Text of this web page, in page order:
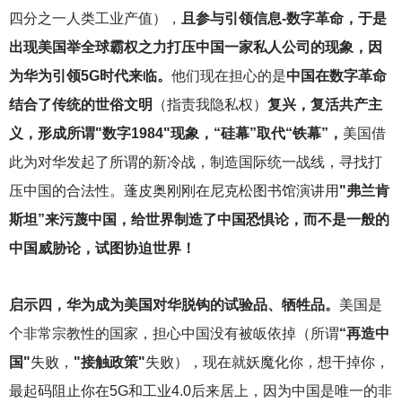
四分之一人类工业产值），
且参与引领信息-数字革命，于是
出现美国举全球霸权之力打压中国一家私人公司的现象，因
为华为引领5G时代来临。 他们现在担心的是中国在数字革命
结合了传统的世俗文明 （指责我隐私权） 复兴，复活共产主
义，形成所谓"数字1984"现象，“硅幕”取代“铁幕”， 美国借
此为对华发起了所谓的新冷战，制造国际统一战线，寻找打
压中国的合法性。蓬皮奥刚刚在尼克松图书馆演讲用 "弗兰肯
斯坦”来污蔑中国，给世界制造了中国恐惧论，而不是一般的
中国威胁论，试图协迫世界！
启示四，华为成为美国对华脱钩的试验品、牺牲品。 美国是
个非常宗教性的国家，担心中国没有被皈依掉（所谓“再造中
国"失败， "接触政策"失败），现在就妖魔化你，想干掉你，
最起码阻止你在5G和工业4.0后来居上，因为中国是唯一的非